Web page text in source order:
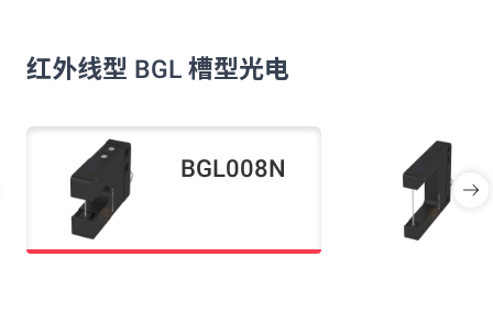
红外线型 BGL 槽型光电
BGL008N